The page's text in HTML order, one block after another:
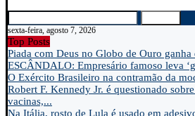
sexta-feira, agosto 7, 2026
Top Posts
Piada com Deus no Globo de Ouro ganha
ESCÂNDALO: Empresário famoso leva
O Exército Brasileiro na contramão da
Robert F. Kennedy Jr. é questionado
vacinas,...
Na Itália, rosto de Lula é usado em